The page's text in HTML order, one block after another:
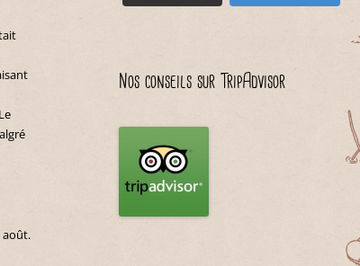
août.
Nos conseils sur TripAdvisor